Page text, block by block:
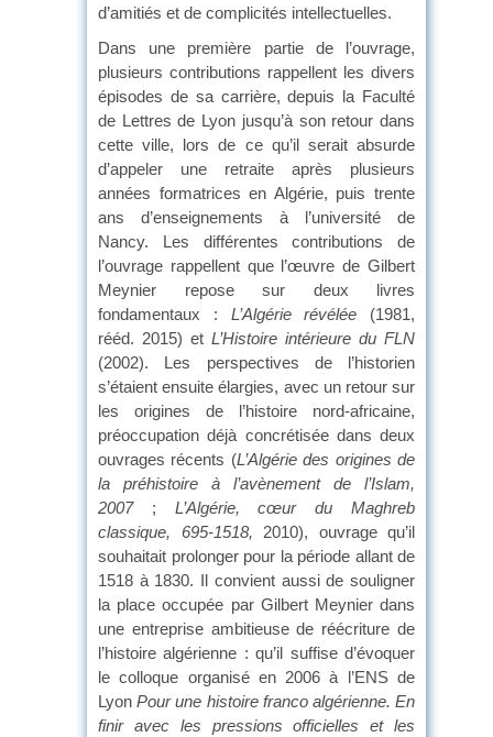
d’amitiés et de complicités intellectuelles.
Dans une première partie de l’ouvrage,
plusieurs contributions rappellent les divers
épisodes de sa carrière, depuis la Faculté
de Lettres de Lyon jusqu’à son retour dans
cette ville, lors de ce qu’il serait absurde
d’appeler une retraite après plusieurs
années formatrices en Algérie, puis trente
ans d’enseignements à l’université de
Nancy. Les différentes contributions de
l’ouvrage rappellent que l’œuvre de Gilbert
Meynier repose sur deux livres
fondamentaux : L’Algérie révélée (1981,
rééd. 2015) et L’Histoire intérieure du FLN
(2002). Les perspectives de l’historien
s’étaient ensuite élargies, avec un retour sur
les origines de l’histoire nord-africaine,
préoccupation déjà concrétisée dans deux
ouvrages récents (L’Algérie des origines de
la préhistoire à l’avènement de l’Islam,
2007 ; L’Algérie, cœur du Maghreb
classique, 695-1518, 2010), ouvrage qu’il
souhaitait prolonger pour la période allant de
1518 à 1830. Il convient aussi de souligner
la place occupée par Gilbert Meynier dans
une entreprise ambitieuse de réécriture de
l’histoire algérienne : qu’il suffise d’évoquer
le colloque organisé en 2006 à l’ENS de
LyonPour une histoire franco algérienne. En
finir avec les pressions officielles et les